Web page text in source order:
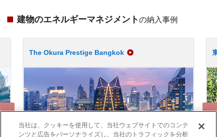
建物のエネルギーマネジメントの納入事例
The Okura Prestige Bangkok
当社は、クッキーを使用して、当社ウェブサイトでのコンテ
ンツと広告をパーソナライズし、当社のトラフィックを分析